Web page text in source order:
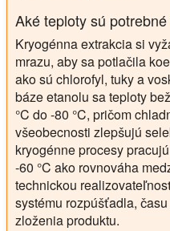
Aké teploty sú
Kryogénna extrakcia si
mrazu, aby sa potlačila
ako sú chlorofyl, tuky a
báze etanolu sa teploty
°C do -80 °C, pričom
všeobecnosti zlepšujú
kryogénne procesy
-60 °C ako rovnováha
technickou
systému rozpúšťadla,
zloženia produktu.